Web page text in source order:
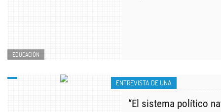
EDUCACIÓN
ENTREVISTA DE UNA
“El sistema político